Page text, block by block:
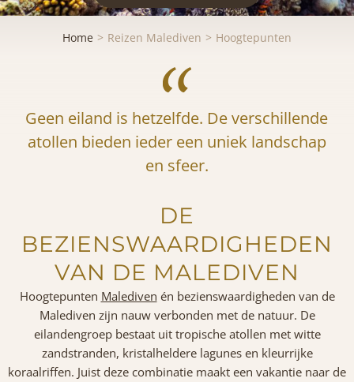
Home Reizen Malediven Hoogtepunten
Geen eiland is hetzelfde. De verschillende
atollen bieden ieder een uniek landschap
en sfeer.
DE
BEZIENSWAARDIGHEDEN
VAN DE MALEDIVEN
Hoogtepunten Malediven én bezienswaardigheden van de
Malediven zijn nauw verbonden met de natuur. De
eilandengroep bestaat uit tropische atollen met witte
zandstranden, kristalheldere lagunes en kleurrijke
koraalriffen. Juist deze combinatie maakt een vakantie naar de